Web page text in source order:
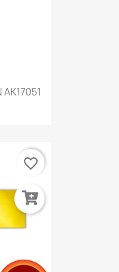
favorite_border